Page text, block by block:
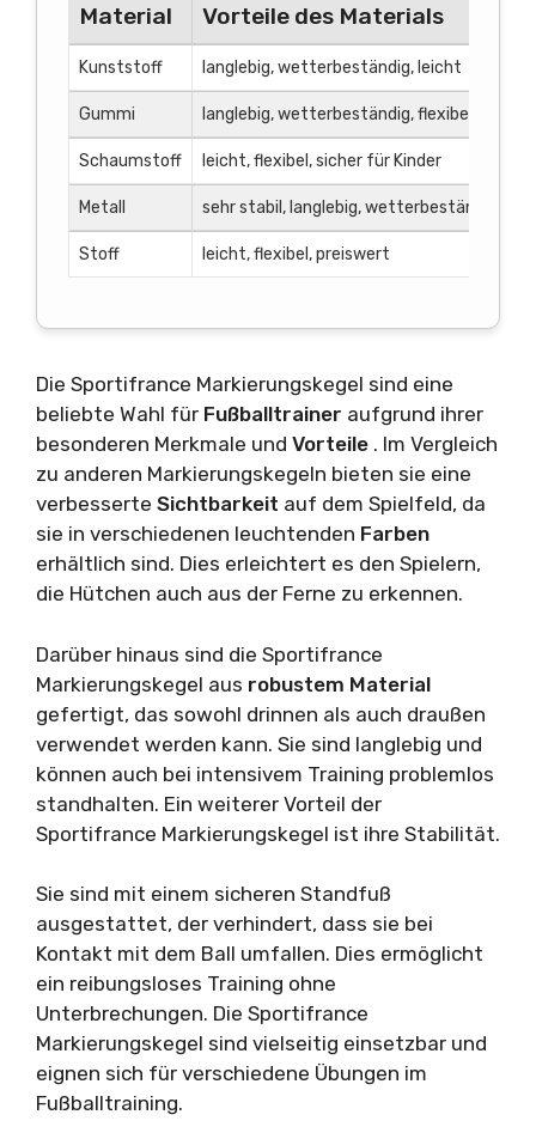
Material Vorteile des Materials
Kunststoff langlebig, wetterbeständig, leicht
Gummi langlebig, wetterbeständig, flexibel
Schaumstoff leicht, flexibel, sicher für Kinder
Metall sehr stabil, langlebig, wetterbeständig
Stoff leicht, flexibel, preiswert
Die Sportifrance Markierungskegel sind eine
beliebte Wahl für Fußballtrainer aufgrund ihrer
besonderen Merkmale und Vorteile . Im Vergleich
zu anderen Markierungskegeln bieten sie eine
verbesserte Sichtbarkeit auf dem Spielfeld, da
sie in verschiedenen leuchtenden Farben
erhältlich sind. Dies erleichtert es den Spielern,
die Hütchen auch aus der Ferne zu erkennen.
Darüber hinaus sind die Sportifrance
Markierungskegel aus robustem Material
gefertigt, das sowohl drinnen als auch draußen
verwendet werden kann. Sie sind langlebig und
können auch bei intensivem Training problemlos
standhalten. Ein weiterer Vorteil der
Sportifrance Markierungskegel ist ihre Stabilität.
Sie sind mit einem sicheren Standfuß
ausgestattet, der verhindert, dass sie bei
Kontakt mit dem Ball umfallen. Dies ermöglicht
ein reibungsloses Training ohne
Unterbrechungen. Die Sportifrance
Markierungskegel sind vielseitig einsetzbar und
eignen sich für verschiedene Übungen im
Fußballtraining.